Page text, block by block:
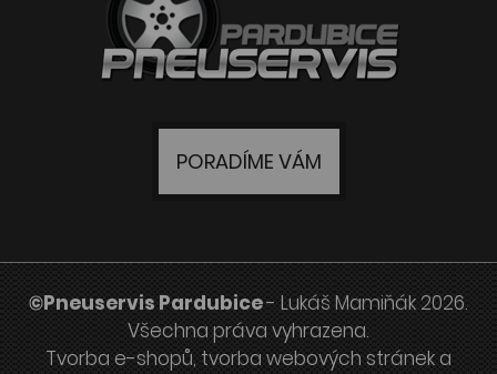
PORADÍME VÁM
©Pneuservis Pardubice- Lukáš Mamiňák 2026.
Všechna práva vyhrazena.
Tvorba e-shopů, tvorba webových stráneka